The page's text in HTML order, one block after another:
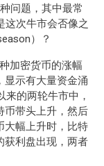
问题，其中最常
这次牛市会否像之
）？
加密货币的涨幅
显示有大量资金涌
的两轮牛市中，
币带头上升，然后
大幅上升时，比特
获利盘出现，两者